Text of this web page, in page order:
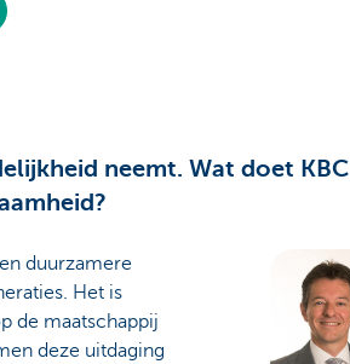
neemt. Wat doet KBC
duurzamere
Het is
de maatschappij
deze uitdaging